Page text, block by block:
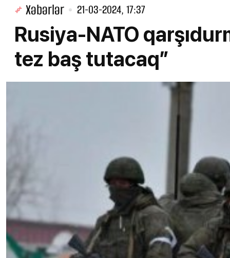
Xəbərlər 21-03-2024, 17:37
Rusiya-NATO
tez baş tutacaq”